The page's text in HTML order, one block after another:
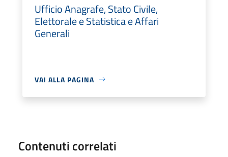
Ufficio Anagrafe, Stato Civile,
Elettorale e Statistica e Affari
Generali
VAI ALLA PAGINA
Contenuti correlati